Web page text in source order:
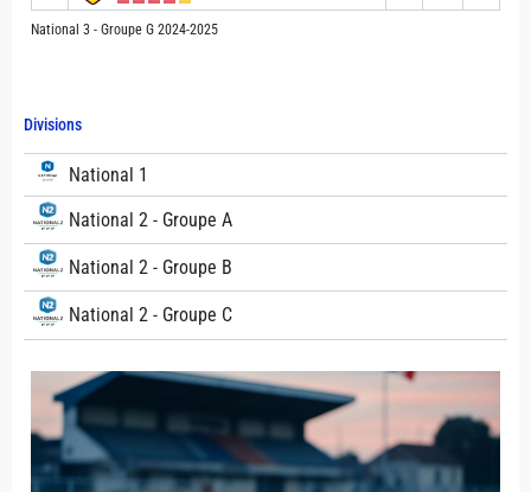
Divisions
National 1
National 2 - Groupe A
National 2 - Groupe B
National 2 - Groupe C
National 3 - Groupe G 2024-2025